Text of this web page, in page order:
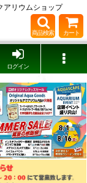
アリウムショップ
商品検索 カート
ログイン